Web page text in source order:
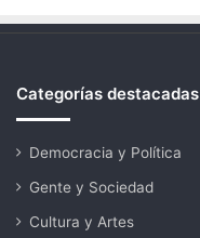
Categorías destacadas
Democracia y Política
Gente y Sociedad
Cultura y Artes